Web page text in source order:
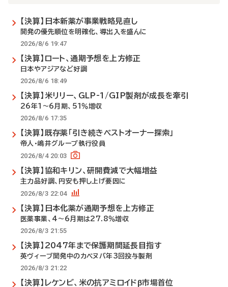
【決算】日本新薬が事業戦略見直し
開発の優先順位を明確化、導出入を盛んに
2026/8/6 19:47
【決算】ロート、通期予想を上方修正
日本やアジアなど好調
2026/8/6 18:49
【決算】米リリー、GLP-1/GIP製剤が成長を牽引
26年1～6月期、51％増収
2026/8/6 17:35
【決算】既存薬「引き続きベストオーナー探索」
帝人・嶋井グループ執行役員
2026/8/4 20:03
【決算】協和キリン、研開費減で大幅増益
主力品好調、円安も押し上げ要因に
2026/8/3 22:04
【決算】日本化薬が通期予想を上方修正
医薬事業、4～6月期は27.8％増収
2026/8/3 21:55
【決算】2047年まで保護期間延長目指す
英ヴィーブ開発中のカベヌバ年3回投与製剤
2026/8/3 21:22
【決算】レケンビ、米の抗アミロイドβ市場首位